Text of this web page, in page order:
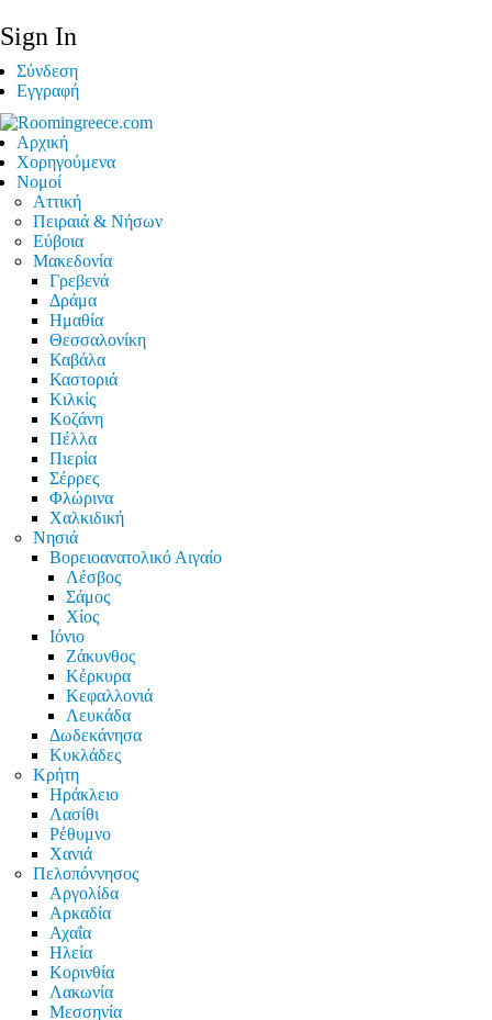
Sign In
Σύνδεση
Εγγραφή
Αρχική
Χορηγούμενα
Νομοί
Αττική
Πειραιά & Νήσων
Εύβοια
Μακεδονία
Γρεβενά
Δράμα
Ημαθία
Θεσσαλονίκη
Καβάλα
Καστοριά
Κιλκίς
Κοζάνη
Πέλλα
Πιερία
Σέρρες
Φλώρινα
Χαλκιδική
Νησιά
Βορειοανατολικό Αιγαίο
Λέσβος
Σάμος
Χίος
Ιόνιο
Ζάκυνθος
Κέρκυρα
Κεφαλλονιά
Λευκάδα
Δωδεκάνησα
Κυκλάδες
Κρήτη
Ηράκλειο
Λασίθι
Ρέθυμνο
Χανιά
Πελοπόννησος
Αργολίδα
Αρκαδία
Αχαΐα
Ηλεία
Κορινθία
Λακωνία
Μεσσηνία